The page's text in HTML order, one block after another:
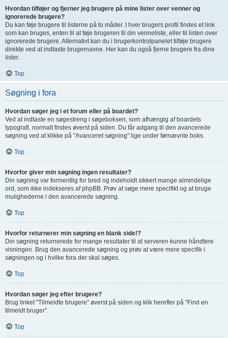
Hvordan tilføjer og fjerner jeg brugere på mine lister over venner og
ignorerede brugere?
Du kan føje brugere til listerne på to måder. I hver brugers profil findes et link
som kan bruges, enten til at føje brugeren til din venneliste, eller til listen over
ignorerede brugere. Alternativt kan du i brugerkontrolpanelet tilføje brugere
direkte ved at indtaste brugernavne. Her kan du også fjerne brugere fra dine
lister.
Top
Søgning i fora
Hvordan søger jeg i et forum eller på boardet?
Ved at indtaste en søgestreng i søgeboksen, som afhængig af boardets
typografi, normalt findes øverst på siden. Du får adgang til den avancerede
søgning ved at klikke på "Avanceret søgning" lige under førnævnte boks.
Top
Hvorfor giver min søgning ingen resultater?
Din søgning var formentlig for bred og indeholdt sikkert mange almindelige
ord, som ikke indekseres af phpBB. Prøv at søge mere specifikt og at bruge
mulighederne i den avancerede søgning.
Top
Hvorfor returnerer min søgning en blank side!?
Din søgning returnerede for mange resultater til at serveren kunne håndtere
visningen. Brug den avancerede søgning og prøv at være mere specifik i
søgningen og i hvilke fora der skal søges.
Top
Hvordan søger jeg efter brugere?
Brug linket "Tilmeldte brugere" øverst på siden og klik herefter på "Find en
tilmeldt bruger".
Top